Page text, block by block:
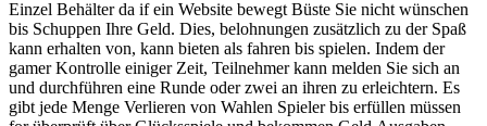
Einzel Behälter da if ein Website bewegt Büste Sie nicht wünschen
bis Schuppen Ihre Geld. Dies, belohnungen zusätzlich zu der Spaß
kann erhalten von, kann bieten als fahren bis spielen. Indem der
gamer Kontrolle einiger Zeit, Teilnehmer kann melden Sie sich an
und durchführen eine Runde oder zwei an ihren zu erleichtern. Es
gibt jede Menge Verlieren von Wahlen Spieler bis erfüllen müssen